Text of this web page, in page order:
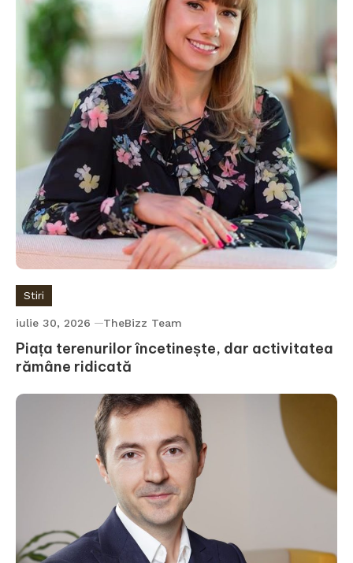
Stiri
iulie 30, 2026 TheBizz Team
Piața terenurilor încetinește, dar activitatea
rămâne ridicată